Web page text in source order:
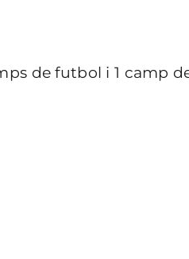
de futbol i 1 camp